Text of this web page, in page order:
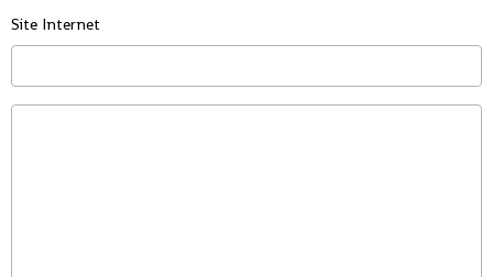
Site Internet